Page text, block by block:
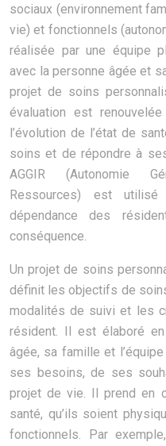
sociaux (environnement
vie) et fonctionnels
réalisée par une équipe
avec la personne âgée et
projet de soins
évaluation est
l’évolution de l’état de
soins et de répondre à
AGGIR (Autonomie
Ressources) est
dépendance des
conséquence.
Un projet de soins
définit les objectifs de
modalités de suivi et les
résident. Il est élaboré
âgée, sa famille et
ses besoins, de ses
projet de vie. Il prend en
santé, qu’ils soient
fonctionnels. Par